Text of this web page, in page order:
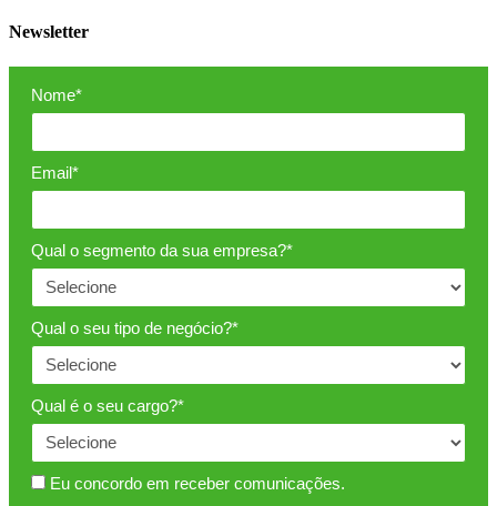
Newsletter
Nome*
Email*
Qual o segmento da sua empresa?*
Qual o seu tipo de negócio?*
Qual é o seu cargo?*
Eu concordo em receber comunicações.